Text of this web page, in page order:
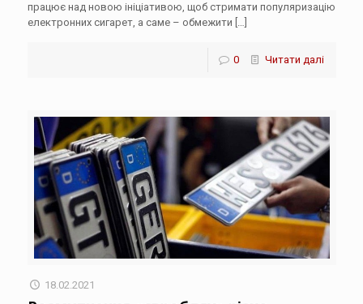
працює над новою ініціативою, щоб стримати популяризацію
електронних сигарет, а саме – обмежити […]
0 Читати далі
18.02.2021